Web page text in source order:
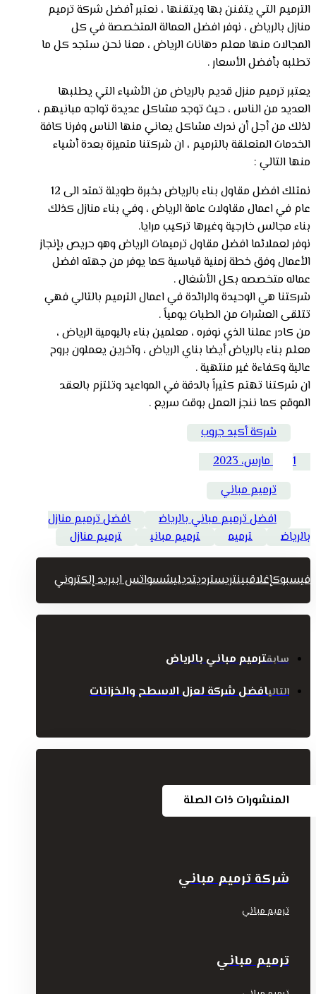
الترميم التي يتفنن بها ويتقنها ، نعتبر أفضل شركة ترميم
منازل بالرياض ، نوفر افضل العمالة المتخصصة في كل
المجالات منها معلم دهانات الرياض ، معنا نحن ستجد كل ما
تطلبه بأفضل الأسعار .
يعتبر ترميم منزل قديم بالرياض من الأشياء التي يطلبها
العديد من الناس ، حيث توجد مشاكل عديدة تواجه مبانيهم ،
لذلك من أجل أن ندرك مشاكل يعاني منها الناس وفرنا كافة
الخدمات المتعلقة بالترميم ، ان شركتنا متميزة بعدة أشياء
منها التالي :
نمتلك افضل مقاول بناء بالرياض بخبرة طويلة تمتد الى 12
عام في اعمال مقاولات عامة الرياض ، وفي بناء منازل كذلك
بناء مجالس خارجية وغيرها تركيب مرايا.
نوفر لعملائما افضل مقاول ترميمات الرياض وهو حريص بإنجاز
الأعمال وفق خطة زمنية قياسية كما يوفر من جهته افضل
عماله متخصصه بكل الأشغال .
شركتنا هي الوحيدة والرائدة في اعمال الترميم بالتالي فهي
تتلقى العشرات من الطبات يومياً .
من كادر عملنا الذي نوفره ، معلمين بناء باليومية الرياض ،
معلم بناء بالرياض أيضا بناي الرياض ، وآخرين يعملون بروح
عالية وكفاءة غير منتهية .
ان شركتنا تهتم كثيراً بالدقة في المواعيد وتلتزم بالعقد
الموقع كما ننجز العمل بوقت سريع .
شركة أكيد جروب
1 مارس، 2023
ترميم مباني
افضل ترميم مباني بالرياض
افضل ترميم منازل
بالرياض
ترميم ترميم مباني ترميم منازل
فيسبوكإغلاقبينتريسترديتديليشسواتس اببريد إلكتروني
سابقترميم مباني بالرياض
التاليافضل شركة لعزل الاسطح والخزانات
المنشورات ذات الصلة
شركة ترميم مباني
ترميم مباني
ترميم مباني